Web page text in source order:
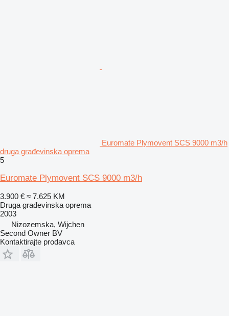
Euromate Plymovent SCS 9000 m3/h
druga građevinska oprema
5
Euromate Plymovent SCS 9000 m3/h
3.900 € ≈ 7.625 KM
Druga građevinska oprema
2003
Nizozemska, Wijchen
Second Owner BV
Kontaktirajte prodavca